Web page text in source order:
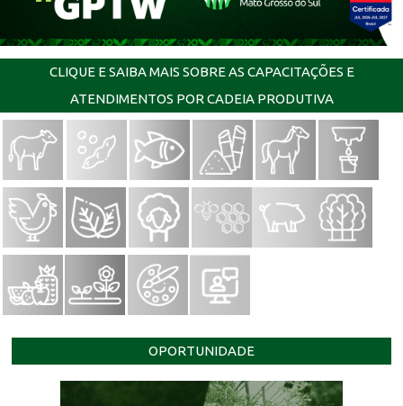
CLIQUE E SAIBA MAIS SOBRE AS CAPACITAÇÕES E
ATENDIMENTOS POR CADEIA PRODUTIVA
OPORTUNIDADE